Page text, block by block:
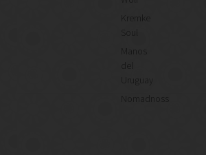
Kremke
Manos
Uruguay
Nomadnoss